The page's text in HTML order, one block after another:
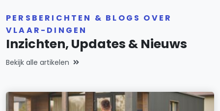
PERSBERICHTEN & BLOGS OVER
VLAAR-DINGEN
Inzichten, Updates & Nieuws
Bekijk alle artikelen